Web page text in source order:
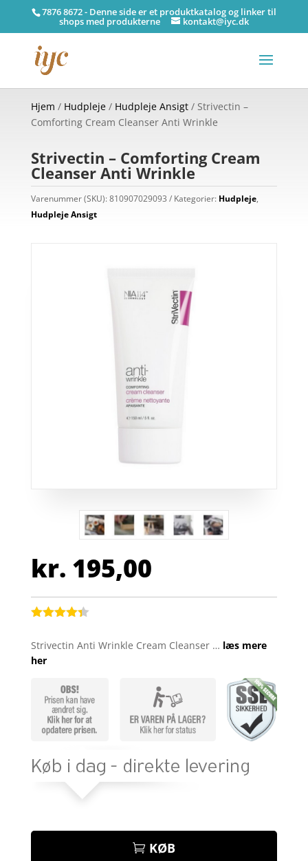
7876 8672 - Denne side er et produktkatalog og linker til
shops med produkterne kontakt@iyc.dk
Hjem / Hudpleje/ Hudpleje Ansigt/ Strivectin –
Comforting Cream Cleanser Anti Wrinkle
Strivectin – Comforting Cream
Cleanser Anti Wrinkle
Varenummer (SKU):810907029093 Kategorier: Hudpleje,
Hudpleje Ansigt
kr. 195,00
ud af 5
baseret
mmelser
Strivectin Anti Wrinkle Cream Cleanser … læs mere
her
KØB